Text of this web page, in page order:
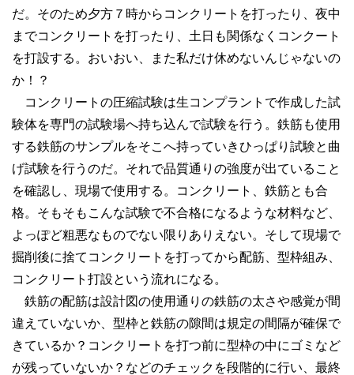
だ。そのため夕方７時からコンクリートを打ったり、夜中
までコンクリートを打ったり、土日も関係なくコンクート
を打設する。おいおい、また私だけ休めないんじゃないの
か！？
コンクリートの圧縮試験は生コンプラントで作成した試
験体を専門の試験場へ持ち込んで試験を行う。鉄筋も使用
する鉄筋のサンプルをそこへ持っていきひっぱり試験と曲
げ試験を行うのだ。それで品質通りの強度が出ていること
を確認し、現場で使用する。コンクリート、鉄筋とも合
格。そもそもこんな試験で不合格になるような材料など、
よっぽど粗悪なものでない限りありえない。そして現場で
掘削後に捨てコンクリートを打ってから配筋、型枠組み、
コンクリート打設という流れになる。
鉄筋の配筋は設計図の使用通りの鉄筋の太さや感覚が間
違えていないか、型枠と鉄筋の隙間は規定の間隔が確保で
きているか？コンクリートを打つ前に型枠の中にゴミなど
が残っていないか？などのチェックを段階的に行い、最終